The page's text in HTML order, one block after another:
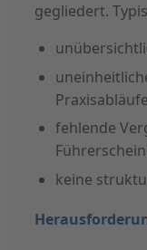
gegliedert.
fehlende
keine